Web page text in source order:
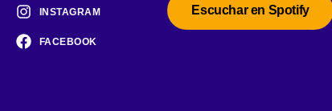
INSTAGRAM
FACEBOOK
Escuchar en Spotify